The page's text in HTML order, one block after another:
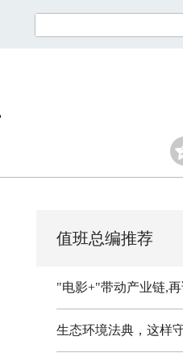
值班总编推荐
"电影+"带动产业链,
生态环境法典，这样